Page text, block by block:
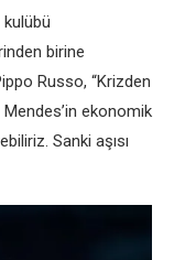
kulübü
birine
Russo, “Krizden
ekonomik
Sanki aşısı